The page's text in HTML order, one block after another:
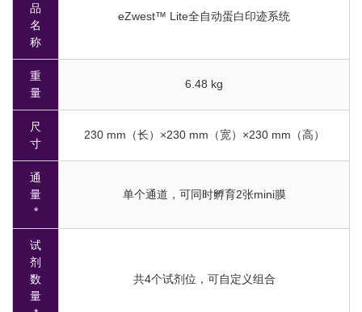
品
名
称
eZwest™ Lite全自动蛋白印迹系统
重
量
6.48 kg
尺
寸
230 mm（长）×230 mm（宽）×230 mm（高）
通
量
*
单个通道，可同时孵育2张mini膜
试
剂
数
量
共4个试剂位，可自定义组合